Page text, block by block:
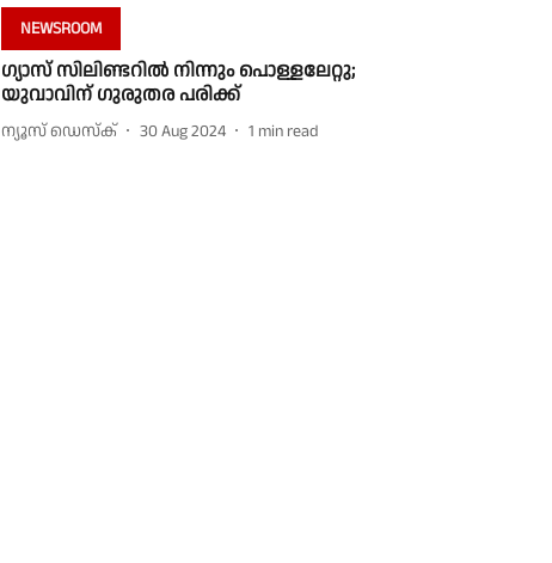
NEWSROOM
ഗ്യാസ് സിലിണ്ടറിൽ നിന്നും പൊള്ളലേറ്റു;
യുവാവിന് ഗുരുതര പരിക്ക്
ന്യൂസ് ഡെസ്ക് 30 Aug 2024 1 min read